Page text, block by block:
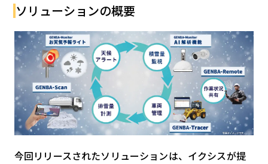
SIM
スマホ
リセット
検索する
ソリューションの概要
今回リリースされたソリューションは、イクシスが提